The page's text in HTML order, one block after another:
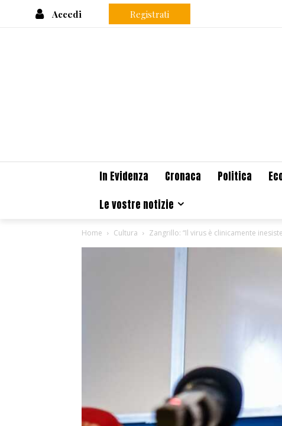
Accedi Registrati
In Evidenza Cronaca Politica
Le vostre notizie
Home Cultura Zangrillo: “Il virus è clinicamente